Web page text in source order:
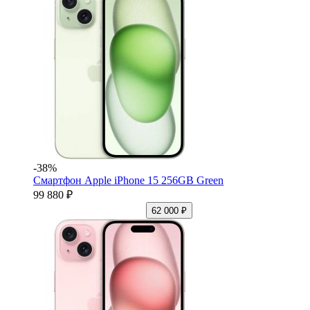
-38%
Смартфон Apple iPhone 15 256GB Green
99 880 ₽
62 000 ₽